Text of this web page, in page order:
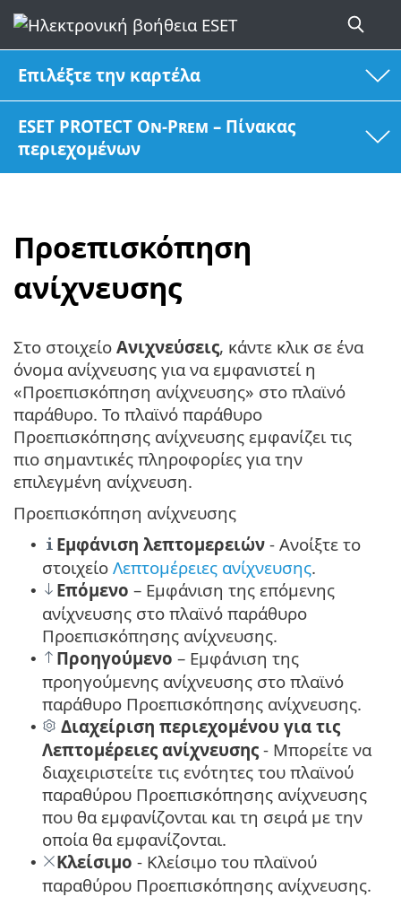
Επιλέξτε την καρτέλα
ESET PROTECT On-Prem – Πίνακας
περιεχομένων
Προεπισκόπηση
ανίχνευσης
Στο στοιχείο Ανιχνεύσεις, κάντε κλικ σε ένα
όνομα ανίχνευσης για να εμφανιστεί η
«Προεπισκόπηση ανίχνευσης» στο πλαϊνό
παράθυρο. Το πλαϊνό παράθυρο
Προεπισκόπησης ανίχνευσης εμφανίζει τις
πιο σημαντικές πληροφορίες για την
επιλεγμένη ανίχνευση.
Προεπισκόπηση ανίχνευσης
• Εμφάνιση λεπτομερειών - Ανοίξτε το
στοιχείο Λεπτομέρειες ανίχνευσης.
• Επόμενο – Εμφάνιση της επόμενης
ανίχνευσης στο πλαϊνό παράθυρο
Προεπισκόπησης ανίχνευσης.
• Προηγούμενο – Εμφάνιση της
προηγούμενης ανίχνευσης στο πλαϊνό
παράθυρο Προεπισκόπησης ανίχνευσης.
•
Διαχείριση περιεχομένου για τις
Λεπτομέρειες ανίχνευσης - Μπορείτε να
διαχειριστείτε τις ενότητες του πλαϊνού
παραθύρου Προεπισκόπησης ανίχνευσης
που θα εμφανίζονται και τη σειρά με την
οποία θα εμφανίζονται.
• Κλείσιμο - Κλείσιμο του πλαϊνού
παραθύρου Προεπισκόπησης ανίχνευσης.